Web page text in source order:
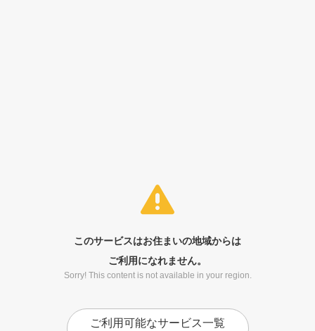
このサービスはお住まいの地域からは
ご利用になれません。
Sorry! This content is not available in your region.
ご利用可能なサービス一覧